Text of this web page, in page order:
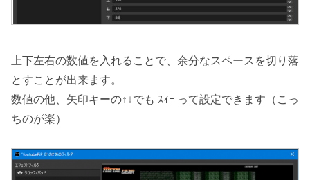
上下左右の数値を入れることで、余分なスペースを切り落
とすことが出来ます。
数値の他、矢印キーの↑↓でも ｽｨｰ って設定できます（こっ
ちのが楽）